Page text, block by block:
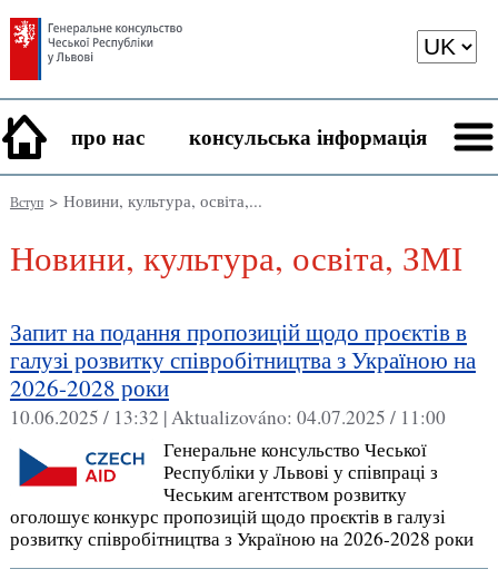
про нас консульська інформація
Вступ> Новини, культура, освіта,...
Новини, культура, освіта, ЗМІ
Запит на подання пропозицій щодо проєктів в
галузі розвитку співробітництва з Україною на
2026-2028 роки
10.06.2025 / 13:32 |Aktualizováno: 04.07.2025 / 11:00
Генеральне консульство Чеської
Республіки у Львові у співпраці з
Чеським агентством розвитку
оголошує конкурс пропозицій щодо проєктів в галузі
розвитку співробітництва з Україною на 2026-2028 роки